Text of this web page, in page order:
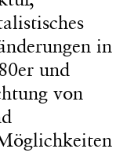
in
und
von